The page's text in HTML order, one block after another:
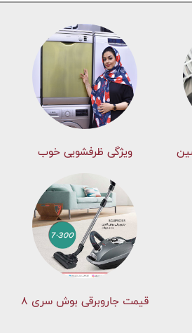
ویژگی ظرفشویی خوب
قیمت جاروبرقی بوش سری ۸